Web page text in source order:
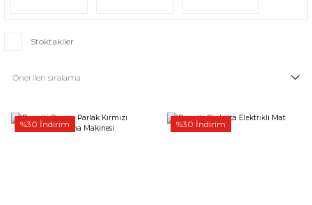
Stoktakiler
%30 İndirim %30 İndirim